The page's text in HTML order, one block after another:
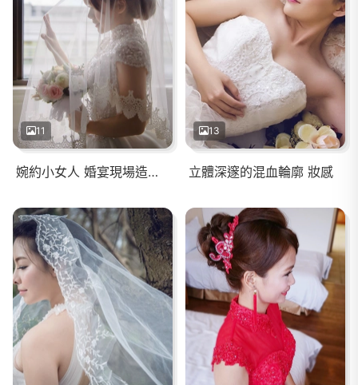
11
婉約小女人 婚宴現場造型 (日本新娘)
13
立體深邃的混血輪廓 妝感